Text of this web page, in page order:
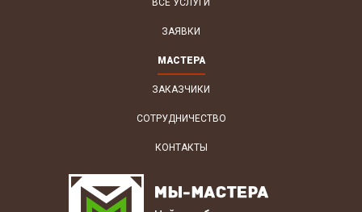
ВСЕ УСЛУГИ
ЗАЯВКИ
МАСТЕРА
ЗАКАЗЧИКИ
СОТРУДНИЧЕСТВО
КОНТАКТЫ